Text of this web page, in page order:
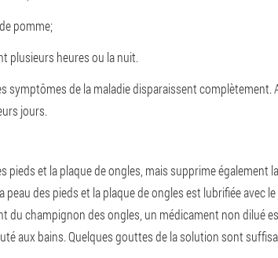
pomme;
plusieurs heures ou la nuit.
symptômes de la maladie disparaissent
jours.
pieds et la plaque de ongles, mais supprime
peau des pieds et la plaque de ongles est lubrifiée avec
du champignon des ongles, un médicament non dilué
aux bains. Quelques gouttes de la solution sont